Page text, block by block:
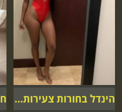
הינדל בחורות צעירות אצלך